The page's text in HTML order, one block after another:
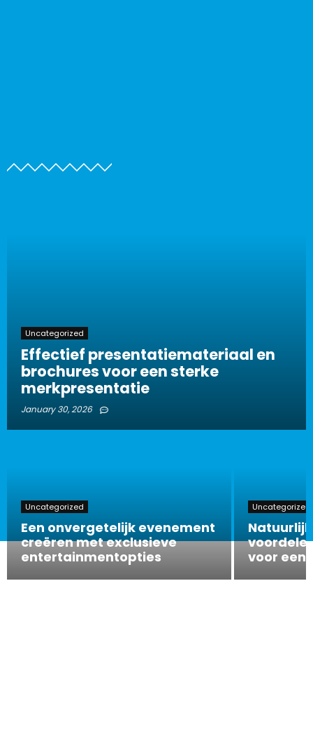
Uncategorized
Effectief presentatiemateriaal en
brochures voor een sterke
merkpresentatie
January 30, 2026
Uncategorized
Een onvergetelijk evenement
creëren met exclusieve
entertainmentopties
Uncategorized
voor een